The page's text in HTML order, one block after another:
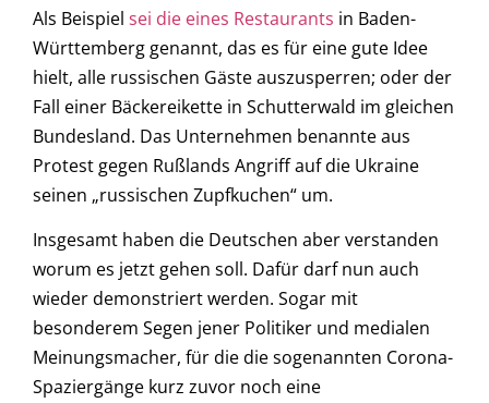
Als Beispiel sei die eines Restaurants in Baden-
Württemberg genannt, das es für eine gute Idee
hielt, alle russischen Gäste auszusperren; oder der
Fall einer Bäckereikette in Schutterwald im gleichen
Bundesland. Das Unternehmen benannte aus
Protest gegen Rußlands Angriff auf die Ukraine
seinen „russischen Zupfkuchen“ um.
Insgesamt haben die Deutschen aber verstanden
worum es jetzt gehen soll. Dafür darf nun auch
wieder demonstriert werden. Sogar mit
besonderem Segen jener Politiker und medialen
Meinungsmacher, für die die sogenannten Corona-
Spaziergänge kurz zuvor noch eine